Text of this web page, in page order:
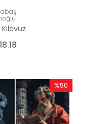
%50
İndirim
%50İndirim